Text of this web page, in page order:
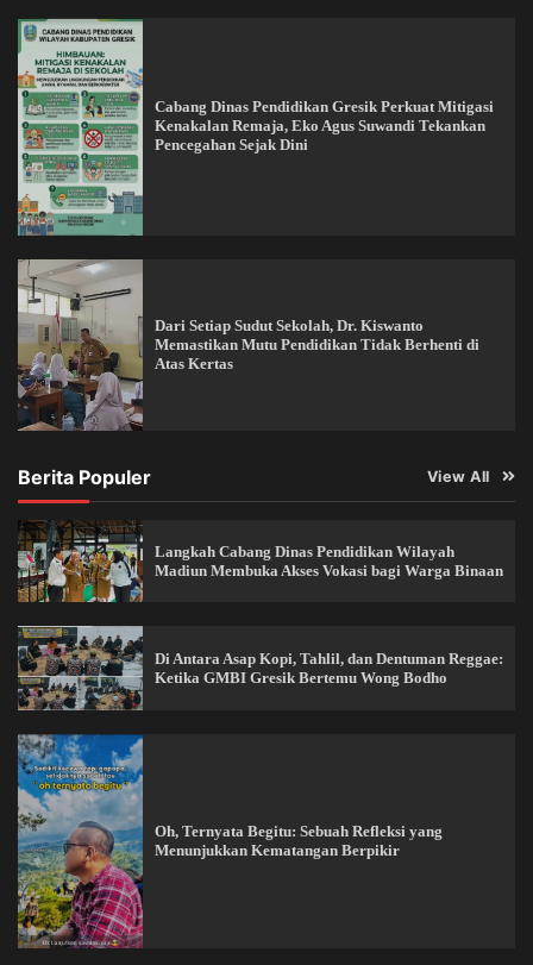
Cabang Dinas Pendidikan Gresik Perkuat Mitigasi
Kenakalan Remaja, Eko Agus Suwandi Tekankan
Pencegahan Sejak Dini
Dari Setiap Sudut Sekolah, Dr. Kiswanto
Memastikan Mutu Pendidikan Tidak Berhenti di
Atas Kertas
Berita Populer View All
Langkah Cabang Dinas Pendidikan Wilayah
Madiun Membuka Akses Vokasi bagi Warga Binaan
Di Antara Asap Kopi, Tahlil, dan Dentuman Reggae:
Ketika GMBI Gresik Bertemu Wong Bodho
Oh, Ternyata Begitu: Sebuah Refleksi yang
Menunjukkan Kematangan Berpikir